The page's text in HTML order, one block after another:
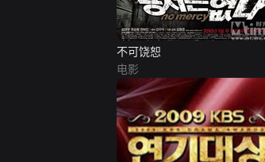
不可饶恕
电影